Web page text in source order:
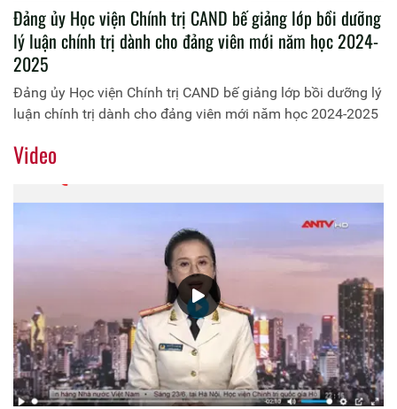
Đảng ủy Học viện Chính trị CAND bế giảng lớp bồi dưỡng
lý luận chính trị dành cho đảng viên mới năm học 2024-
2025
Đảng ủy Học viện Chính trị CAND bế giảng lớp bồi dưỡng lý
luận chính trị dành cho đảng viên mới năm học 2024-2025
Video